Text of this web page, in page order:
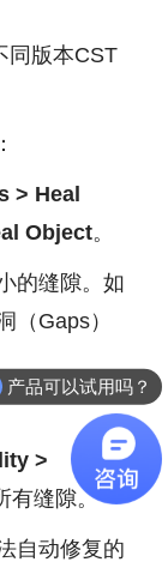
同版本CST
：
> Heal
Object。
的缝隙。如
（Gaps）
>
有缝隙。
自动修复的
产品可以试用吗？